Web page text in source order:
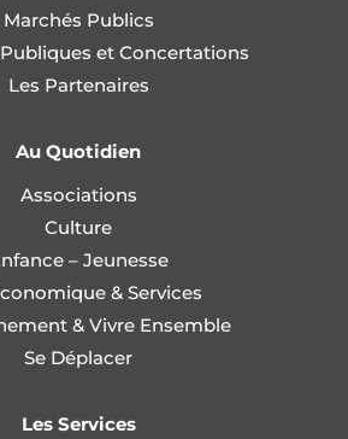
Marchés Publics
et Concertations
Les Partenaires
Au Quotidien
Associations
Culture
– Jeunesse
& Services
& Vivre Ensemble
Se Déplacer
Les Services